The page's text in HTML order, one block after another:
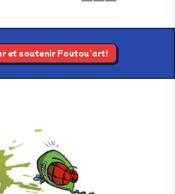
et soutenir Foutou’art!